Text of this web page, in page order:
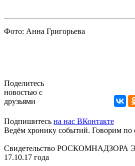
Фото: Анна Григорьева
Поделитесь
новостью с
друзьями
Подпишитесь на нас ВКонтакте
Ведём хронику событий. Говорим по
Свидетельство РОСКОМНАДЗОРА
17.10.17 года